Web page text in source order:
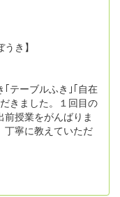
ぼうき】
テーブルふき｣｢自在
きました。１回目の
授業をがんばりま
丁寧に教えていただ